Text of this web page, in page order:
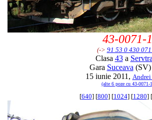
43-0071-1
(-> 91 53 0 430
Clasa 43a
Gara Suceava (SV)
15 iunie 2011, Andrei
(alte 6 poze cu 43-0071-
[640] [800] [1024] [1280] [